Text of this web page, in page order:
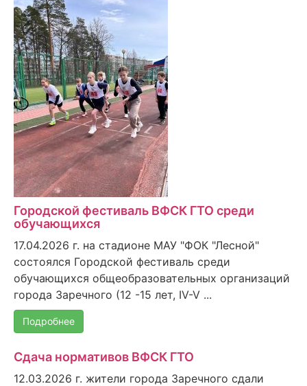
Городской фестиваль ВФСК ГТО среди
обучающихся
17.04.2026 г. на стадионе МАУ "ФОК "Лесной"
состоялся Городской фестиваль среди
обучающихся общеобразовательных организаций
города Заречного (12 -15 лет, IV-V ...
Подробнее
Сдача нормативов ВФСК ГТО
12.03.2026 г. жители города Заречного сдали